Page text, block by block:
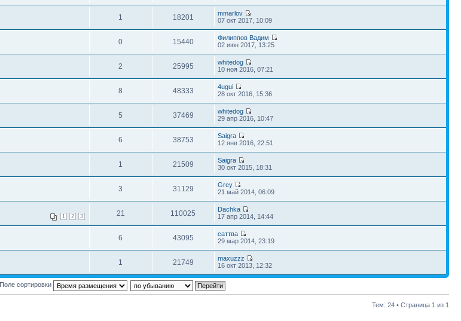
1 18201
mmarlov
07 окт 2017, 10:09
0 15440
Филиппов Вадим
02 июн 2017, 13:25
2 25995
whitedog
10 ноя 2016, 07:21
8 48333
4ugui
28 окт 2016, 15:36
5 37469
whitedog
29 апр 2016, 10:47
6 38753
Saigra
12 янв 2016, 22:51
1 21509
Saigra
30 окт 2015, 18:31
3 31129
Grey
21 май 2014, 06:09
1 2 3 21 110025
Dachka
17 апр 2014, 14:44
6 43095
саттва
29 мар 2014, 23:19
1 21749
maxuzzz
16 окт 2013, 12:32
Поле сортировки
Тем: 24 • Страница 1 из 1